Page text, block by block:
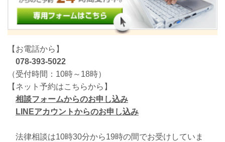
【お電話から】
078-393-5022
（受付時間：10時～18時）
【ネット予約はこちらから】
相談フォームからのお申し込み
LINEアカウントからのお申し込み
法律相談は10時30分から19時の間でお受けしていま